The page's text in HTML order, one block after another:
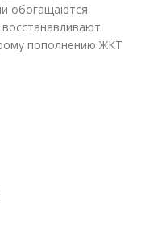
обогащаются
пополнению ЖКТ